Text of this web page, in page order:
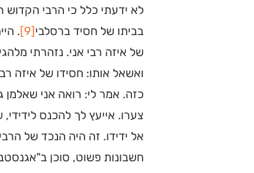
לא ידעתי כלל כי הרבי הקדוש
בביתו של חסיד ברסלבי[9]
.
של איזה רבי אני. נזהרתי
ואשאל אותו: חסידו של איזה
כזה. אמר לי: רואה אני
צערו. אייעץ לך להכנס
אל ידידו. זה היה הנכד של
חשבונות פשוט, סוכן